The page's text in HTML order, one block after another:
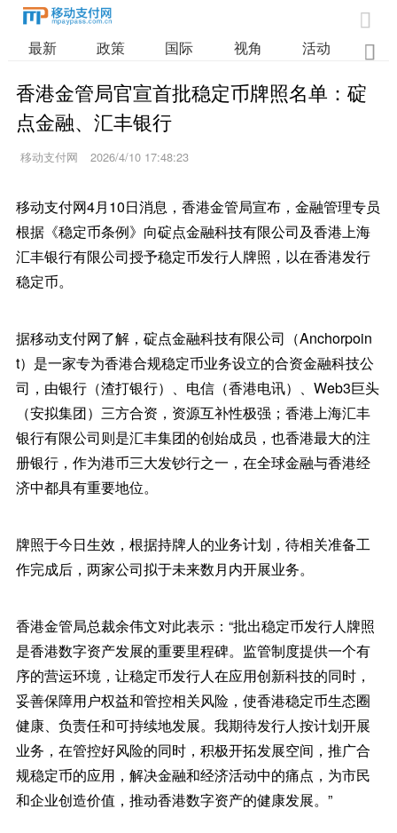

最新 政策 国际 视角 活动 业

香港金管局官宣首批稳定币牌照名单：碇
点金融、汇丰银行
移动支付网 2026/4/10 17:48:23
移动支付网4月10日消息，香港金管局宣布，金融管理专员
根据《稳定币条例》向碇点金融科技有限公司及香港上海
汇丰银行有限公司授予稳定币发行人牌照，以在香港发行
稳定币。
据移动支付网了解，碇点金融科技有限公司（Anchorpoin
t）是一家专为香港合规稳定币业务设立的合资金融科技公
司，由银行（渣打银行）、电信（香港电讯）、Web3巨头
（安拟集团）三方合资，资源互补性极强；香港上海汇丰
银行有限公司则是汇丰集团的创始成员，也香港最大的注
册银行，作为港币三大发钞行之一，在全球金融与香港经
济中都具有重要地位。
牌照于今日生效，根据持牌人的业务计划，待相关准备工
作完成后，两家公司拟于未来数月内开展业务。
香港金管局总裁余伟文对此表示：“批出稳定币发行人牌照
是香港数字资产发展的重要里程碑。监管制度提供一个有
序的营运环境，让稳定币发行人在应用创新科技的同时，
妥善保障用户权益和管控相关风险，使香港稳定币生态圈
健康、负责任和可持续地发展。我期待发行人按计划开展
业务，在管控好风险的同时，积极开拓发展空间，推广合
规稳定币的应用，解决金融和经济活动中的痛点，为市民
和企业创造价值，推动香港数字资产的健康发展。”